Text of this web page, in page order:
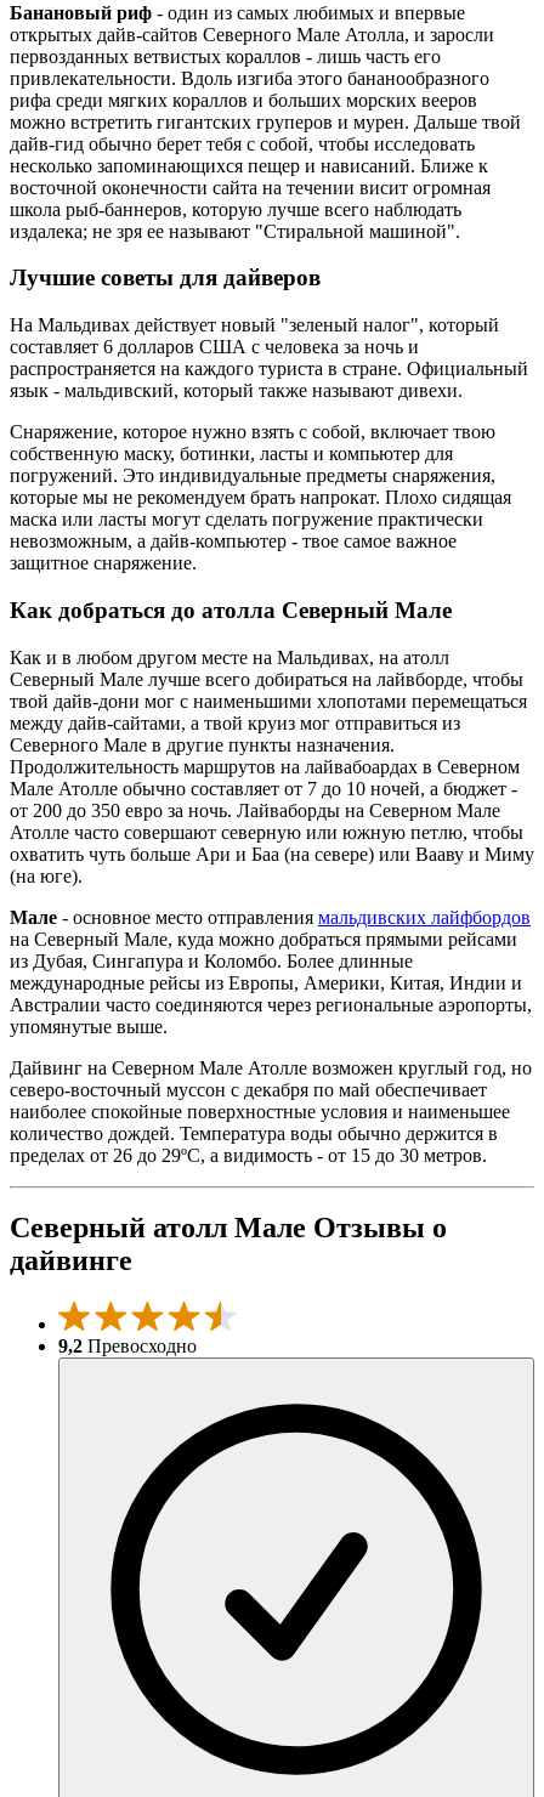
Банановый риф - один из самых любимых и впервые
открытых дайв-сайтов Северного Мале Атолла, и заросли
первозданных ветвистых кораллов - лишь часть его
привлекательности. Вдоль изгиба этого бананообразного
рифа среди мягких кораллов и больших морских вееров
можно встретить гигантских груперов и мурен. Дальше твой
дайв-гид обычно берет тебя с собой, чтобы исследовать
несколько запоминающихся пещер и нависаний. Ближе к
восточной оконечности сайта на течении висит огромная
школа рыб-баннеров, которую лучше всего наблюдать
издалека; не зря ее называют "Стиральной машиной".
Лучшие советы для дайверов
На Мальдивах действует новый "зеленый налог", который
составляет 6 долларов США с человека за ночь и
распространяется на каждого туриста в стране. Официальный
язык - мальдивский, который также называют дивехи.
Снаряжение, которое нужно взять с собой, включает твою
собственную маску, ботинки, ласты и компьютер для
погружений. Это индивидуальные предметы снаряжения,
которые мы не рекомендуем брать напрокат. Плохо сидящая
маска или ласты могут сделать погружение практически
невозможным, а дайв-компьютер - твое самое важное
защитное снаряжение.
Как добраться до атолла Северный Мале
Как и в любом другом месте на Мальдивах, на атолл
Северный Мале лучше всего добираться на лайвборде, чтобы
твой дайв-дони мог с наименьшими хлопотами перемещаться
между дайв-сайтами, а твой круиз мог отправиться из
Северного Мале в другие пункты назначения.
Продолжительность маршрутов на лайвабоардах в Северном
Мале Атолле обычно составляет от 7 до 10 ночей, а бюджет -
от 200 до 350 евро за ночь. Лайваборды на Северном Мале
Атолле часто совершают северную или южную петлю, чтобы
охватить чуть больше Ари и Баа (на севере) или Вааву и Миму
(на юге).
Мале - основное место отправления мальдивских лайфбордов
на Северный Мале, куда можно добраться прямыми рейсами
из Дубая, Сингапура и Коломбо. Более длинные
международные рейсы из Европы, Америки, Китая, Индии и
Австралии часто соединяются через региональные аэропорты,
упомянутые выше.
Дайвинг на Северном Мале Атолле возможен круглый год, но
северо-восточный муссон с декабря по май обеспечивает
наиболее спокойные поверхностные условия и наименьшее
количество дождей. Температура воды обычно держится в
пределах от 26 до 29ºC, а видимость - от 15 до 30 метров.
Северный атолл Мале Отзывы о
дайвинге
9,2 Превосходно